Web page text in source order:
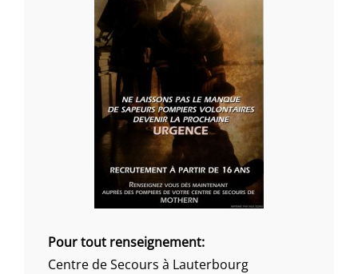
Pour tout renseignement:
Centre de Secours à Lauterbourg